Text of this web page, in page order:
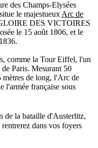
des Champs-Elysées
le majestueux Arc de
DES VICTOIRES
le 15 août 1806, et le
comme la Tour Eiffel, l'un
Paris. Mesurant 50
mètres de long, l'Arc de
l'armée française sous
de la bataille d'Austerlitz,
dans vos foyers